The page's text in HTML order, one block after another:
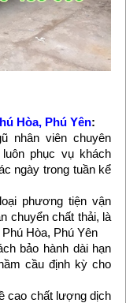
Hòa, Phú Yên:
nhân viên chuyên
phục vụ khách
ngày trong tuần kể
phương tiện vận
chuyển chất thải, là
Hòa, Phú Yên
bảo hành dài hạn
cầu định kỳ cho
cao chất lượng dịch